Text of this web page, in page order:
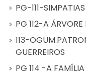
PG-111-
PG 112-A
113-
GUERREIROS
PG 114 -A